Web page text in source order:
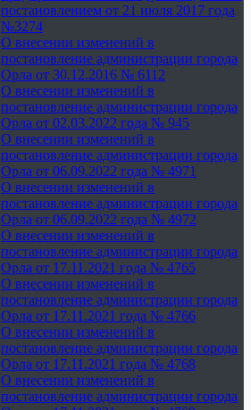
постановлением от 21 июля 2017 года
№3274
О внесении изменений в
постановление администрации города
Орла от 30.12.2016 № 6112
О внесении изменений в
постановление администрации города
Орла от 02.03.2022 года № 945
О внесении изменений в
постановление администрации города
Орла от 06.09.2022 года № 4971
О внесении изменений в
постановление администрации города
Орла от 06.09.2022 года № 4972
О внесении изменений в
постановление администрации города
Орла от 17.11.2021 года № 4765
О внесении изменений в
постановление администрации города
Орла от 17.11.2021 года № 4766
О внесении изменений в
постановление администрации города
Орла от 17.11.2021 года № 4768
О внесении изменений в
постановление администрации города